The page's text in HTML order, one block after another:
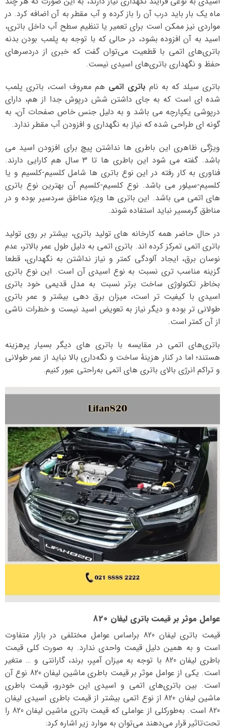
ماه یک بار باید درب آن را باز کرده و آب مقطر به آن اضافه کرد. در
مواردی نیز ممکن است برای تعمیر یا تنظیم سطح آب داخل باتری،
اسید به آن افزوده بشود، در حالی که با توجه به پلمب بودن بدنه
باتری‌های اتمی با قطعیت می‌توان گفت که خبری از دردسرهای
حفظ و نگهداری باتری‌های اسیدی نیست.
باتری سیلد که به نام باتری اتمی هم معروف است، باتری پلمب
شده ای است که به جای داشتن شش درپوش جدا از هم، دارای
درپوشی یکپارچه می باشد و به دلیل جنس خاص صفحات آن، به
گونه ای طراحی شده که نیاز به نگهداری و افزودن آب مقطر ندارد.
ویژگی ظاهری این باطری ها نداشتن پیچ برای افزودن اسید می
باشد. گفته می شود این باطری ها تا 3 سال هم کارایی دارند.
فناوری به کار رفته در این نوع باتری ها شامل کلسیم-کلسیم و یا
کلسیم-سیلور می باشد. نوع کلسیم-کلسیم آن بهترین نوع باتری
های اتمی می باشد. این باتری ها ویژه مناطق سردسیر بوده و در
مناطق گرمسیر نباید استفاده شوند.
در حال حاضر همه کارخانه های تولید باتری، بیشتر بر روی تولید
باتری اتمی تمرکز کرده اند. باتری اتمی به دلیل طول عمر بالاتر، عدم
نوسان برق، ایجاد آلودگی کمتر و نیاز نداشتن به نگهداری، قطعا
گزینه مناسب تری نسبت به نوع اسیدی آن است. این نوع باتری
بخاطر تکنولوژی ساخت برتر نسبت به مدل قدیمی خود باتری
اسیدی با کیفیت تر است، میزان برق دهی بیشتر و عمر باتری
طولانی تر بوده و دیگر نیاز به تعویض اسید نیست و خطرات ناشی
از آن کمتر است.
باتری‌های اتمی در مقایسه با باتری‌ های دیگر بسیار پرهزینه
هستند؛ اما در کنار هزینهٔ ساخت و نگه‌داری بالا نباید از عمر طولانی
و تراکم انرژی بالای باتری‌ های اتمی به‌راحتی عبور کنیم.
عوامل موثر بر قیمت باتری لیفان 820
قیمت باتری لیفان 820 بر‌اساس عوامل مختلفی در بازار متفاوت
است و به همین دلیل قیمت واحدی ندارد. به صورت کلی قیمت
باطری لیفان 820 با توجه به میزان آمپر، برند، گارانتی و … متغیر
است. یکی از عوامل موثر بر قیمت باطری ماشین لیفان 820 نوع آن
است. بین باتری‌های اتمی و اسیدی این خودرو، قیمت باطری
ماشین لیفان 820 از نوع اتمی بیشتر از قیمت باطری اسیدی لیفان
820 است. به‌طورکلی از عواملی که قیمت باتری ماشین لیفان 820 را
تحت‌تاثیر قرار می‌دهند می‌توان به موارد زیر اشاره کرد: